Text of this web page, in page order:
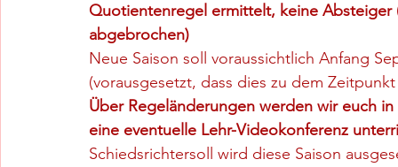
Quotientenregel ermittelt, keine
abgebrochen)
Neue Saison soll voraussichtlich Anfang
(vorausgesetzt, dass dies zu dem
Über Regeländerungen werden wir euch
eine eventuelle Lehr-Videokonferenz
Schiedsrichtersoll wird diese Saison